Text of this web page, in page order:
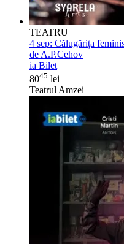
TEATRU
4 sep: Călugărița
de A.P.Cehov
ia Bilet
8045 lei
Teatrul Amzei